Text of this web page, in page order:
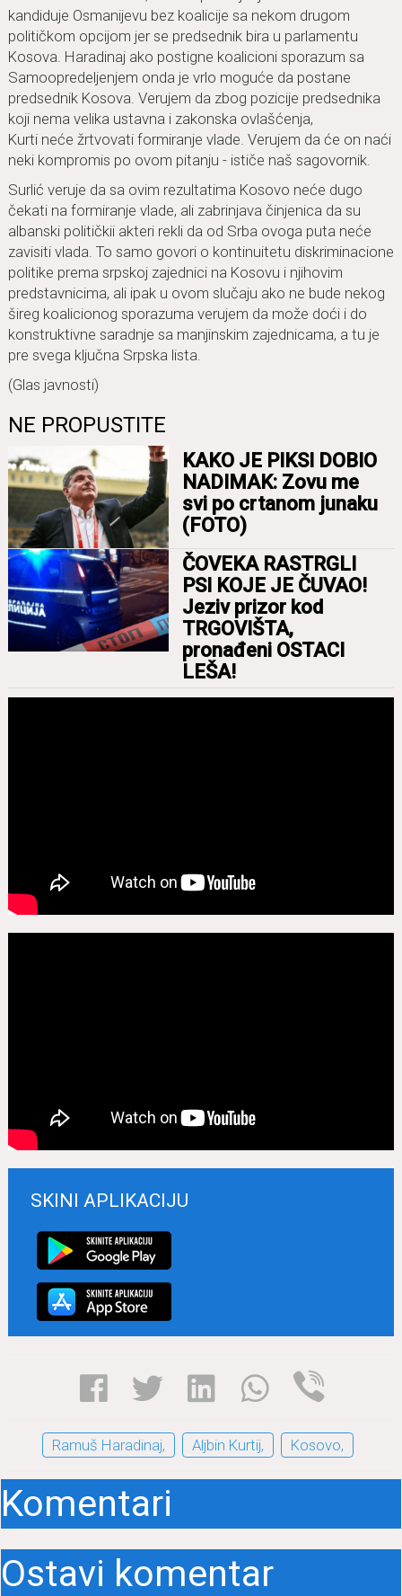
kandiduje Osmanijevu bez koalicije sa nekom drugom
političkom opcijom jer se predsednik bira u parlamentu
Kosova. Haradinaj ako postigne koalicioni sporazum sa
Samoopredeljenjem onda je vrlo moguće da postane
predsednik Kosova. Verujem da zbog pozicije predsednika
koji nema velika ustavna i zakonska ovlašćenja,
Kurti neće žrtvovati formiranje vlade. Verujem da će on naći
neki kompromis po ovom pitanju - ističe naš sagovornik.
Surlić veruje da sa ovim rezultatima Kosovo neće dugo
čekati na formiranje vlade, ali zabrinjava činjenica da su
albanski političkii akteri rekli da od Srba ovoga puta neće
zavisiti vlada. To samo govori o kontinuitetu diskriminacione
politike prema srpskoj zajednici na Kosovu i njihovim
predstavnicima, ali ipak u ovom slučaju ako ne bude nekog
šireg koalicionog sporazuma verujem da može doći i do
konstruktivne saradnje sa manjinskim zajednicama, a tu je
pre svega ključna Srpska lista.
(Glas javnosti)
NE PROPUSTITE
KAKO JE PIKSI DOBIO
NADIMAK: Zovu me
svi po crtanom junaku
(FOTO)
ČOVEKA RASTRGLI
PSI KOJE JE ČUVAO!
Jeziv prizor kod
TRGOVIŠTA,
pronađeni OSTACI
LEŠA!
SKINI APLIKACIJU
Ramuš Haradinaj, Aljbin Kurtij, Kosovo,
Komentari
Ostavi komentar